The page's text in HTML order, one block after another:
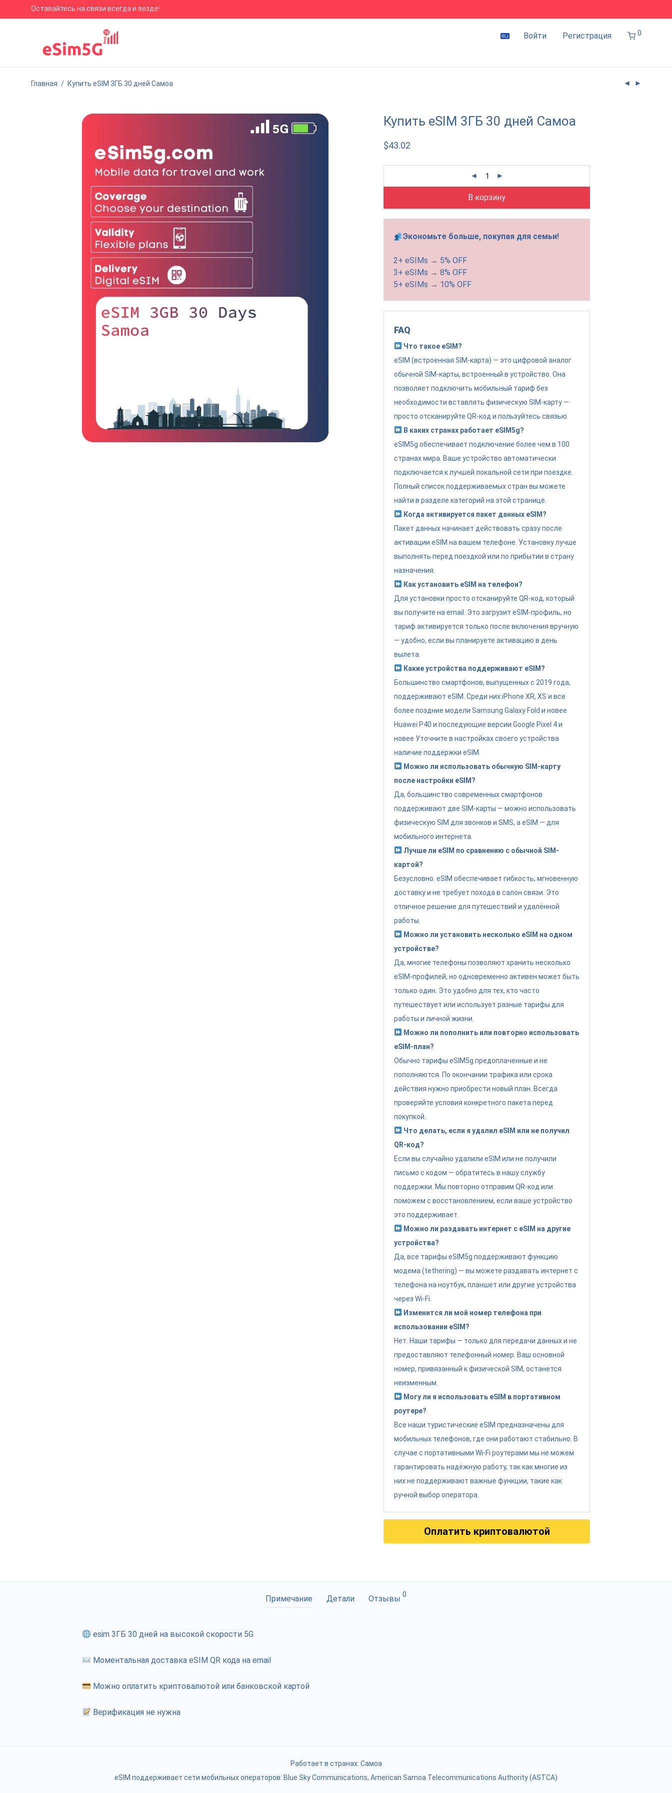
Оставайтесь на связи всегда и везде!
Войти Регистрация 0
Главная / Купить eSIM 3ГБ 30 дней Самоа
Купить eSIM 3ГБ 30 дней Самоа
$43.02
В корзину
Экономьте больше, покупая для семьи!
2+ eSIMs → 5% OFF
3+ eSIMs → 8% OFF
5+ eSIMs → 10% OFF
FAQ
Что такое eSIM?
eSIM (встроенная SIM-карта) — это цифровой аналог
обычной SIM-карты, встроенный в устройство. Она
позволяет подключить мобильный тариф без
необходимости вставлять физическую SIM-карту —
просто отсканируйте QR-код и пользуйтесь связью.
В каких странах работает eSIM5g?
eSIM5g обеспечивает подключение более чем в 100
странах мира. Ваше устройство автоматически
подключается к лучшей локальной сети при поездке.
Полный список поддерживаемых стран вы можете
найти в разделе категорий на этой странице.
Когда активируется пакет данных eSIM?
Пакет данных начинает действовать сразу после
активации eSIM на вашем телефоне. Установку лучше
выполнять перед поездкой или по прибытии в страну
назначения.
Как установить eSIM на телефон?
Для установки просто отсканируйте QR-код, который
вы получите на email. Это загрузит eSIM-профиль, но
тариф активируется только после включения вручную
— удобно, если вы планируете активацию в день
вылета.
Какие устройства поддерживают eSIM?
Большинство смартфонов, выпущенных с 2019 года,
поддерживают eSIM. Среди них:iPhone XR, XS и все
более поздние модели Samsung Galaxy Fold и новее
Huawei P40 и последующие версии Google Pixel 4 и
новее Уточните в настройках своего устройства
наличие поддержки eSIM.
Можно ли использовать обычную SIM-карту
после настройки eSIM?
Да, большинство современных смартфонов
поддерживают две SIM-карты — можно использовать
физическую SIM для звонков и SMS, а eSIM — для
мобильного интернета.
Лучше ли eSIM по сравнению с обычной SIM-
картой?
Безусловно. eSIM обеспечивает гибкость, мгновенную
доставку и не требует похода в салон связи. Это
отличное решение для путешествий и удалённой
работы.
Можно ли установить несколько eSIM на одном
устройстве?
Да, многие телефоны позволяют хранить несколько
eSIM-профилей, но одновременно активен может быть
только один. Это удобно для тех, кто часто
путешествует или использует разные тарифы для
работы и личной жизни.
Можно ли пополнить или повторно использовать
eSIM-план?
Обычно тарифы eSIM5g предоплаченные и не
пополняются. По окончании трафика или срока
действия нужно приобрести новый план. Всегда
проверяйте условия конкретного пакета перед
покупкой.
Что делать, если я удалил eSIM или не получил
QR-код?
Если вы случайно удалили eSIM или не получили
письмо с кодом — обратитесь в нашу службу
поддержки. Мы повторно отправим QR-код или
поможем с восстановлением, если ваше устройство
это поддерживает.
Можно ли раздавать интернет с eSIM на другие
устройства?
Да, все тарифы eSIM5g поддерживают функцию
модема (tethering) — вы можете раздавать интернет с
телефона на ноутбук, планшет или другие устройства
через Wi-Fi.
Изменится ли мой номер телефона при
использовании eSIM?
Нет. Наши тарифы — только для передачи данных и не
предоставляют телефонный номер. Ваш основной
номер, привязанный к физической SIM, останется
неизменным.
Могу ли я использовать eSIM в портативном
роутере?
Все наши туристические eSIM предназначены для
мобильных телефонов, где они работают стабильно. В
случае с портативными Wi-Fi роутерами мы не можем
гарантировать надёжную работу, так как многие из
них не поддерживают важные функции, такие как
ручной выбор оператора.
Оплатить криптовалютой
Примечание Детали Отзывы 0
esim 3ГБ 30 дней на высокой скорости 5G
Моментальная доставка eSIM QR кода на email
Можно оплатить криптовалютой или банковской картой
Верификация не нужна
Работает в странах: Самоа
eSIM поддерживает сети мобильных операторов: Blue Sky Communications, American Samoa Telecommunications Authority (ASTCA)